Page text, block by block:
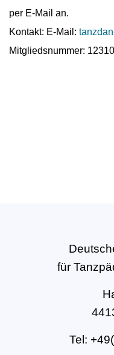
per E-Mail an.
Kontakt: E-Mail:
Mitgliedsnummer: 12310
für
Tel: